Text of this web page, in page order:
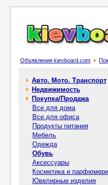
Объявления kievboard.com
Авто. Мото. Транспорт
Недвижимость
Покупка/Продажа
Все для дома
Все для офиса
Продукты питания
Мебель
Одежда
Обувь
Аксессуары
Косметика и
Ювелирные изделия